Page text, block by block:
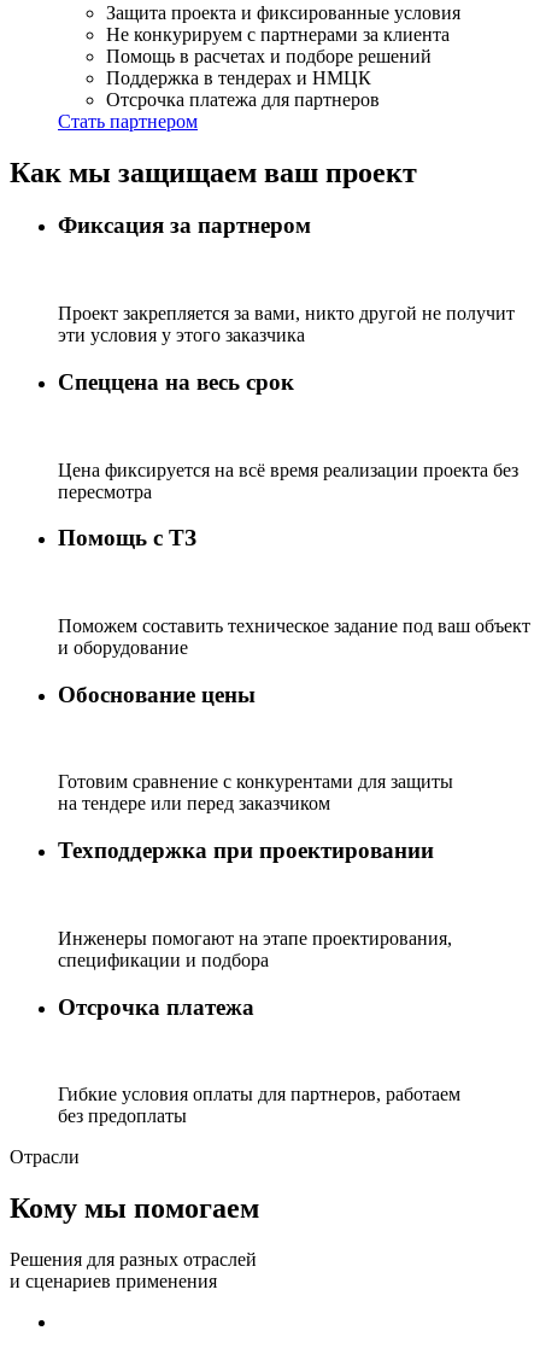
Защита проекта и фиксированные условия
Не конкурируем с партнерами за клиента
Помощь в расчетах и подборе решений
Поддержка в тендерах и НМЦК
Отсрочка платежа для партнеров
Стать партнером
Как мы защищаем ваш проект
Фиксация за партнером
Проект закрепляется за вами, никто другой не получит
эти условия у этого заказчика
Спеццена на весь срок
Цена фиксируется на всё время реализации проекта без
пересмотра
Помощь с ТЗ
Поможем составить техническое задание под ваш объект
и оборудование
Обоснование цены
Готовим сравнение с конкурентами для защиты
на тендере или перед заказчиком
Техподдержка при проектировании
Инженеры помогают на этапе проектирования,
спецификации и подбора
Отсрочка платежа
Гибкие условия оплаты для партнеров, работаем
без предоплаты
Отрасли
Кому мы помогаем
Решения для разных отраслей
и сценариев применения